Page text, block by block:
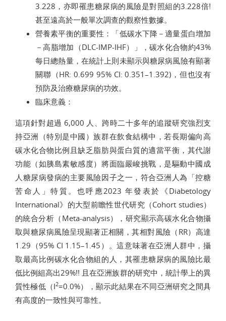
3.228，亦即罹患糖尿病的風險是對照組的3.228倍!
甚至遠高於一般單次調查的觀察性數據。
營養素平衡的重要性：「低碳水下降－適量蛋白增加
－高脂增加（DLC-IMP-IHF）」，碳水化合物約43%
每日總熱量，在統計上則未顯示與糖尿病風險有顯著
關聯（HR: 0.699 95% CI: 0.351–1.392)，但也沒有
預防及治療糖尿病的功效。
臨床意義：
這項針對超過 6,000 人、跨時二十多年的追蹤研究強烈支
持亞洲（特別是中國）族群在飲食結構中，若長期偏向高
碳水化合物比例且缺乏脂肪與蛋白質的適當平衡，其代謝
功能（如胰島素敏感度）將面臨嚴峻挑戰，是驅動中國成
人糖尿病發病的主要風險因子之一，符合亞洲人為「控糖
苦命人」特質。也呼應2023 年發表於《Diabetology
International》的大型前瞻性世代研究（Cohort studies）
的統合分析（Meta-analysis），研究顯示高碳水化合物攝
取與糖尿病風險呈現顯著正相關，其相對風險（RR）高達
1.29（95% CI 1.15–1.45）。這意味著在亞洲人群中，攝
取最高比例碳水化合物組的人，其罹患糖尿病的風險比最
低比例組高出29%!! 且在亞洲族群的研究中，統計學上的異
質性極低（I2=0.0%），顯示此結果在不同亞洲研究之間具
有高度的一致性與可靠性。